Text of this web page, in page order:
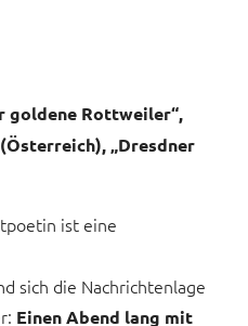
goldene Rottweiler“,
„Dresdner
ist eine
sich die Nachrichtenlage
Einen Abend lang mit